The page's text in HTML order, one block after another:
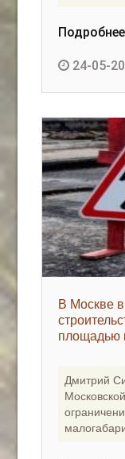
Подробнее
24-05-
В Москве
площадью
Дмитрий